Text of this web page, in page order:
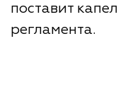
поставит
регламента.